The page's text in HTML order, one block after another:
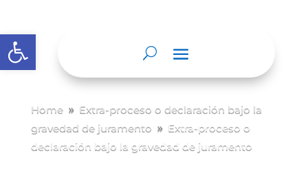
Abrir barra de herramientas
Home 9 Extra-proceso o declaración bajo la
gravedad de juramento 9 Extra-proceso o
declaración bajo la gravedad de juramento